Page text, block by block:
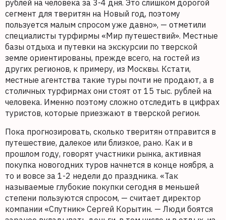
рублей на человека за 3-4 дня. Это слишком дорогой
сегмент для тверитян на Новый год, поэтому
пользуется малым спросом уже давно», — отметили
специалисты турфирмы «Мир путешествий». Местные
базы отдыха и путевки на экскурсии по тверской
земле ориентированы, прежде всего, на гостей из
других регионов, к примеру, из Москвы. Кстати,
местные агентства такие туры почти не продают, а в
столичных турфирмах они стоят от 15 тыс. рублей на
человека. Именно поэтому сложно отследить в цифрах
туристов, которые приезжают в тверской регион.
Пока прогнозировать, сколько тверитян отправится в
путешествие, далекое или близкое, рано. Как и в
прошлом году, говорят участники рынка, активная
покупка новогодних туров начнется в конце ноября, а
то и вовсе за 1-2 недели до праздника. «Так
называемые глубокие покупки сегодня в меньшей
степени пользуются спросом, — считает директор
компании «Спутник» Сергей Корытин. — Люди боятся